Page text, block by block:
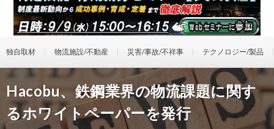
独自取材 物流施設/不動産 災害/事故/不祥事 テクノロジー/製品
Hacobu、鉄鋼業界の物流課題に関す
るホワイトペーパーを発行